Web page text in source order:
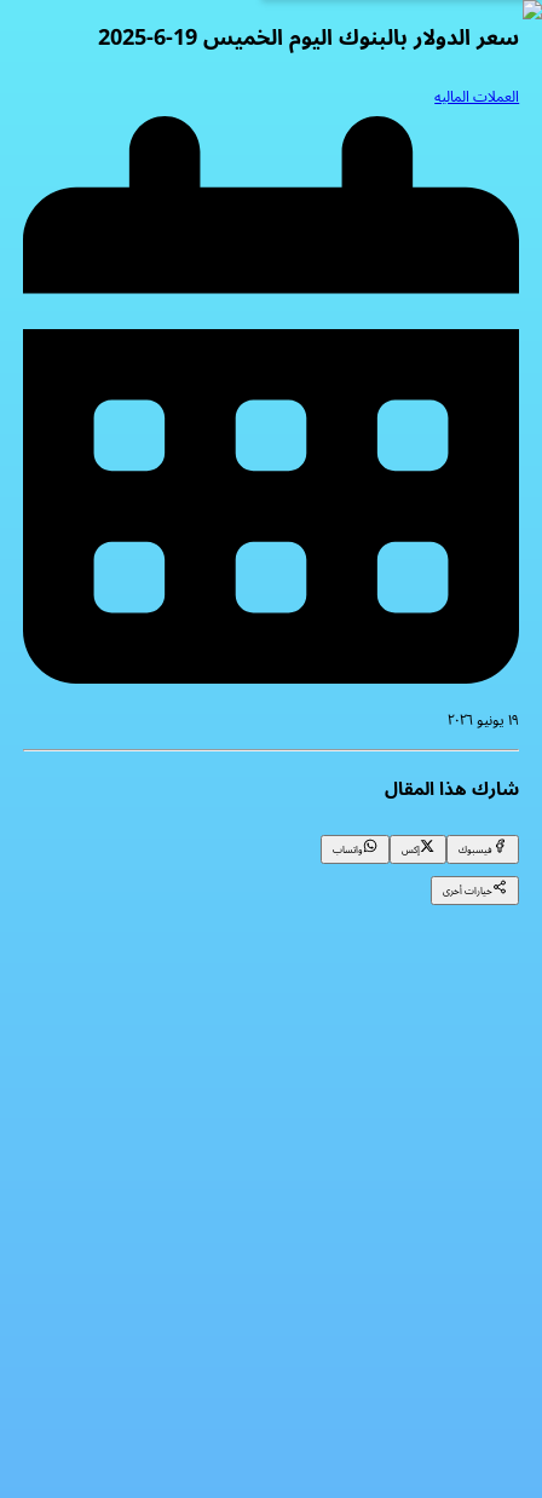
سعر الدولار بالبنوك اليوم الخميس 19-6-2025
العملات الماليه
١٩ يونيو ٢٠٢٦
شارك هذا المقال
فيسبوك إكس
واتساب
خيارات أخرى